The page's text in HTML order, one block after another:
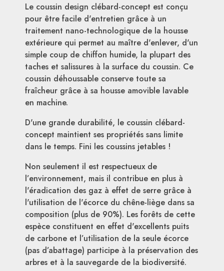
Le coussin design clébard-concept est conçu
pour être facile d'entretien grâce à un
traitement nano-technologique de la housse
extérieure qui permet au maître d'enlever, d'un
simple coup de chiffon humide, la plupart des
taches et salissures à la surface du coussin. Ce
coussin déhoussable conserve toute sa
fraîcheur grâce à sa housse amovible lavable
en machine.
D'une grande durabilité, le coussin clébard-
concept maintient ses propriétés sans limite
dans le temps. Fini les coussins jetables !
Non seulement il est respectueux de
l’environnement, mais il contribue en plus à
l'éradication des gaz à effet de serre grâce à
l'utilisation de l'écorce du chêne-liège dans sa
composition (plus de 90%). Les forêts de cette
espèce constituent en effet d'excellents puits
de carbone et l’utilisation de la seule écorce
(pas d’abattage) participe à la préservation des
arbres et à la sauvegarde de la biodiversité.